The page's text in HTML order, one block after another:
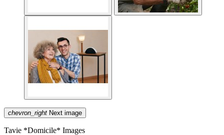
chevron_right Next image
Tavie *Domicile* Images